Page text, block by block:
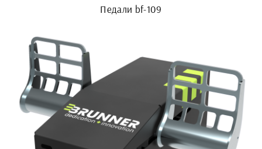
Педали bf-109